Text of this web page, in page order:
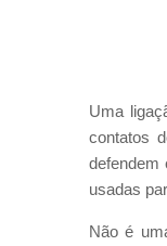
Uma
contatos
defendem
usadas
Não é